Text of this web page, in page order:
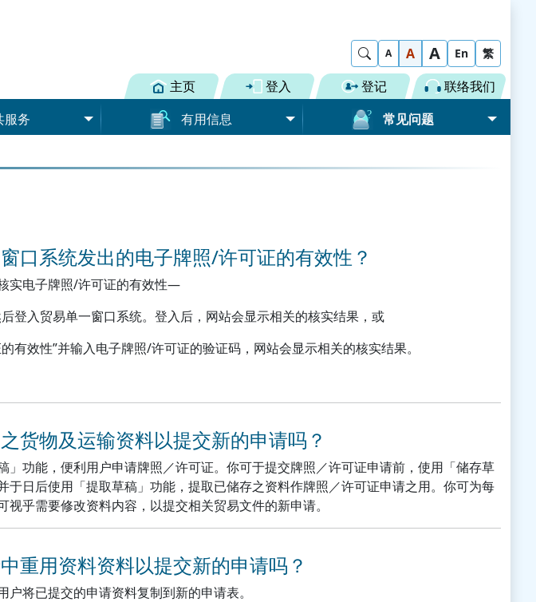
Show Search
A A A En 繁
主页 登入 登记
联络我们
服务
可证的有效
有用信息
内地与香港货物「一单两报」
用户手册
用户群组教程
常见问题
登记贸易单一窗口
牌照/许可证
捆绑资料（道路）
增值服务提供者
服务范围
纸张转换电子文件服务
口系统发出的电子牌照/许可证的有效性？
实电子牌照/许可证的有效性—
登入贸易单一窗口系统。登入后，网站会显示相关的核实结果，或
有效性”并输入电子牌照/许可证的验证码，网站会显示相关的核实结果。
货物及运输资料以提交新的申请吗？
」功能，便利用户申请牌照／许可证。你可于提交牌照／许可证申请前，使用「储存草
于日后使用「提取草稿」功能，提取已储存之资料作牌照／许可证申请之用。你可为每
乎需要修改资料内容，以提交相关贸易文件的新申请。
重用资料资料以提交新的申请吗？
将已提交的申请资料复制到新的申请表。